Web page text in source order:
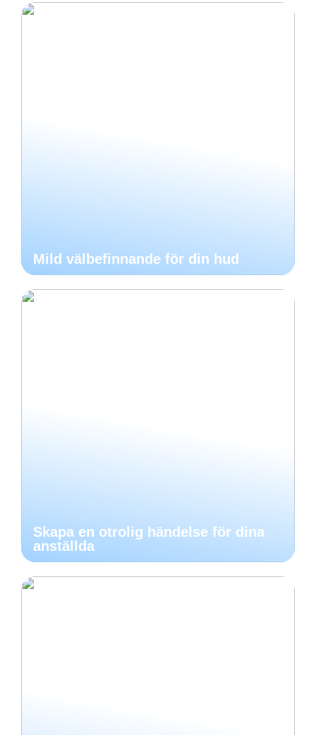
Mild välbefinnande för din hud
Skapa en otrolig händelse för dina
anställda